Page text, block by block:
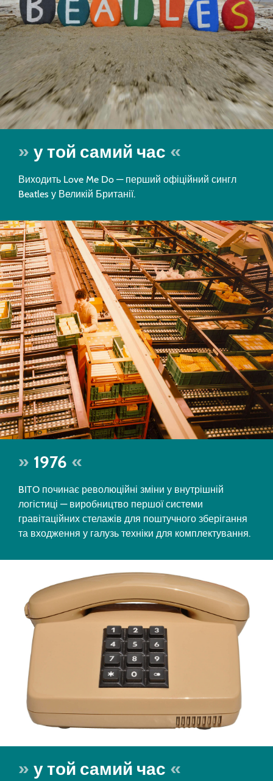
у той самий час
Виходить Love Me Do — перший офіційний сингл
Beatles у Великій Британії.
1976
BITO починає революційні зміни у внутрішній
логістиці — виробництво першої системи
гравітаційних стелажів для поштучного зберігання
та входження у галузь техніки для комплектування.
у той самий час